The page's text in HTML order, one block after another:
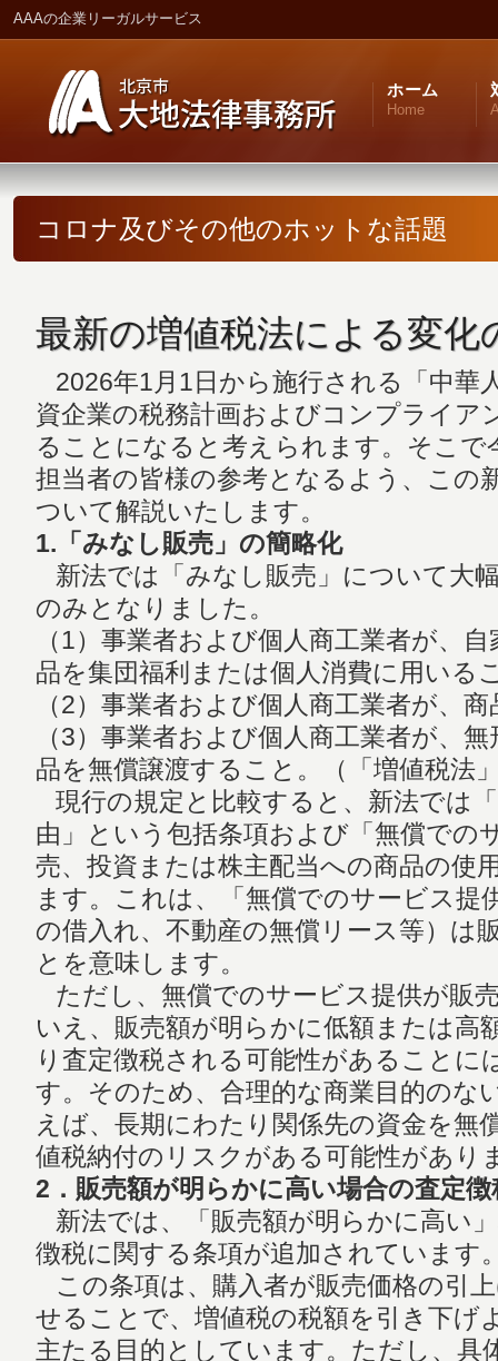
AAAの企業リーガルサービス
ホーム
Home
コロナ及びその他のホットな話題
最新の増値税法による変化
2026年1月1日から施行される「中華
資企業の税務計画およびコンプライア
ることになると考えられます。そこで
担当者の皆様の参考となるよう、この
ついて解説いたします。
1.「みなし販売」の簡略化
新法では「みなし販売」について大
のみとなりました。
（1）事業者および個人商工業者が、
品を集団福利または個人消費に用いる
（2）事業者および個人商工業者が、
（3）事業者および個人商工業者が、
品を無償譲渡すること。（「増値税法
現行の規定と比較すると、新法では
由」という包括条項および「無償での
売、投資または株主配当への商品の使
ます。これは、「無償でのサービス提
の借入れ、不動産の無償リース等）は
とを意味します。
ただし、無償でのサービス提供が販
いえ、販売額が明らかに低額または高
り査定徴税される可能性があることに
す。そのため、合理的な商業目的のな
えば、長期にわたり関係先の資金を無
値税納付のリスクがある可能性があり
2．販売額が明らかに高い場合の査定
新法では、「販売額が明らかに高い
徴税に関する条項が追加されています
この条項は、購入者が販売価格の引
せることで、増値税の税額を引き下げ
主たる目的としています。ただし、具